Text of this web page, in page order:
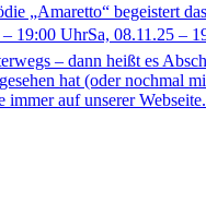
„Amaretto“ begeistert
19:00 UhrSa, 08.11.25
– dann heißt es
hat (oder
auf unserer